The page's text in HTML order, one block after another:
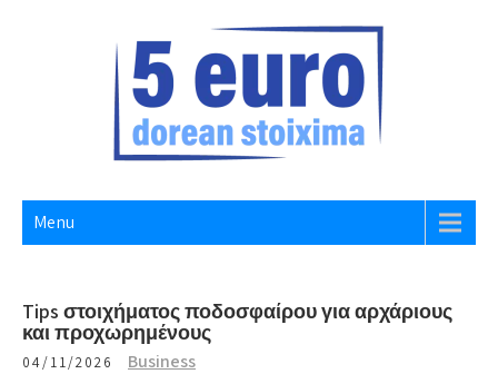
5 EURO DOREAN STOIXIMA
Menu
Tips στοιχήματος ποδοσφαίρου για αρχάριους
και προχωρημένους
04/11/2026 Business